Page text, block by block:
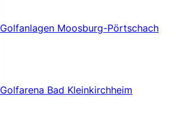
Golfanlagen Moosburg-Pörtschach
Golfarena Bad Kleinkirchheim